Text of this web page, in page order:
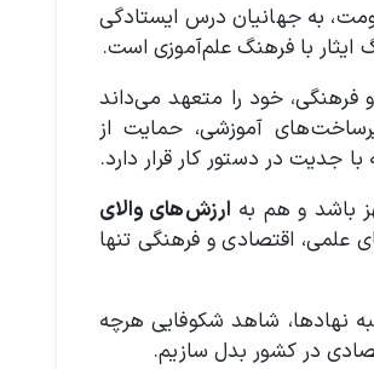
به جهانیان درس ایستادگی
ایثار با فرهنگ علم‌آموزی است.
فرهنگی، خود را متعهد می‌داند
آموزشی، حمایت از
جدیت در دستور کار قرار دارد.
باشد و هم به ارزش‌های والای
علمی، اقتصادی و فرهنگی تنها
نهادها، شاهد شکوفایی هرچه
در کشور بدل سازیم.